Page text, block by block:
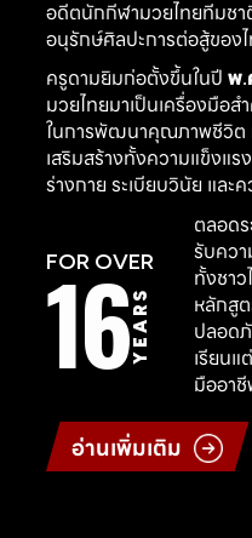
อดีตนักกีฬามวยไทยทีมชา
อนุรักษ์ศิลปะการต่อสู้ของ
ครูดามยิมก่อตั้งขึ้นในปี พ.
มวยไทยมาเป็นเครื่องมือส
ในการพัฒนาคุณภาพชีวิต
เสริมสร้างทั้งความแข็งแร
ร่างกาย ระเบียบวินัย และ
FOR OVER
16YEARS
ตลอดร
รับควา
ทั้งชาว
หลักสู
ปลอด
เรียนแ
มืออา
อ่านเพิ่มเติม